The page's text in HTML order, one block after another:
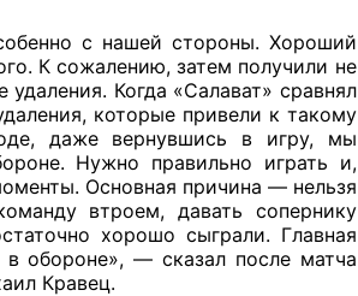
с нашей стороны. Хороший
К сожалению, затем получили не
Когда «Салават» сравнял
которые привели к такому
даже вернувшись в игру, мы
Нужно правильно играть и,
Основная причина — нельзя
втроем, давать сопернику
хорошо сыграли. Главная
обороне», — сказал после матча
Кравец.